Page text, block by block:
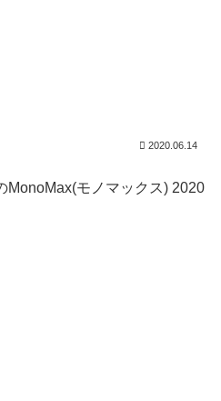
2020.06.14
MonoMax(モノマックス) 2020